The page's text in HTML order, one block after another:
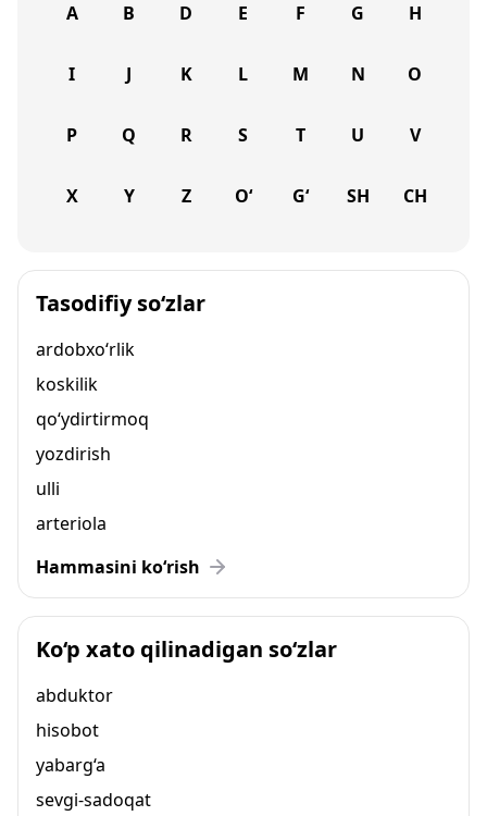
A B D E F G H
I J K L M N O
P Q R S T U V
X Y Z O‘ G‘ SH CH
Tasodifiy so‘zlar
ardobxo‘rlik
koskilik
qo‘ydirtirmoq
yozdirish
ulli
arteriola
Hammasini ko‘rish
Ko‘p xato qilinadigan so‘zlar
abduktor
hisobot
yabarg‘a
sevgi-sadoqat